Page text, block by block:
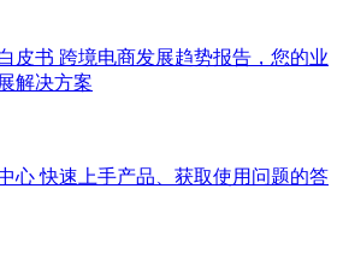
皮书 跨境电商发展趋势报告，您的业
解决方案
心快速上手产品、获取使用问题的答